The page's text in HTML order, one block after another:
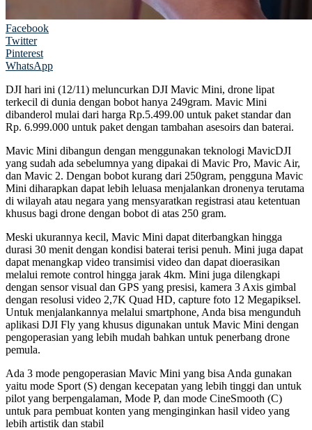
Facebook
Twitter
Pinterest
WhatsApp
DJI hari ini (12/11) meluncurkan DJI Mavic Mini, drone lipat
terkecil di dunia dengan bobot hanya 249gram. Mavic Mini
dibanderol mulai dari harga Rp.5.499.00 untuk paket standar dan
Rp. 6.999.000 untuk paket dengan tambahan asesoirs dan baterai.
Mavic Mini dibangun dengan menggunakan teknologi MavicDJI
yang sudah ada sebelumnya yang dipakai di Mavic Pro, Mavic Air,
dan Mavic 2. Dengan bobot kurang dari 250gram, pengguna Mavic
Mini diharapkan dapat lebih leluasa menjalankan dronenya terutama
di wilayah atau negara yang mensyaratkan registrasi atau ketentuan
khusus bagi drone dengan bobot di atas 250 gram.
Meski ukurannya kecil, Mavic Mini dapat diterbangkan hingga
durasi 30 menit dengan kondisi baterai terisi penuh. Mini juga dapat
dapat menangkap video transimisi video dan dapat dioerasikan
melalui remote control hingga jarak 4km. Mini juga dilengkapi
dengan sensor visual dan GPS yang presisi, kamera 3 Axis gimbal
dengan resolusi video 2,7K Quad HD, capture foto 12 Megapiksel.
Untuk menjalankannya melalui smartphone, Anda bisa mengunduh
aplikasi DJI Fly yang khusus digunakan untuk Mavic Mini dengan
pengoperasian yang lebih mudah bahkan untuk penerbang drone
pemula.
Ada 3 mode pengoperasian Mavic Mini yang bisa Anda gunakan
yaitu mode Sport (S) dengan kecepatan yang lebih tinggi dan untuk
pilot yang berpengalaman, Mode P, dan mode CineSmooth (C)
untuk para pembuat konten yang menginginkan hasil video yang
lebih artistik dan stabil